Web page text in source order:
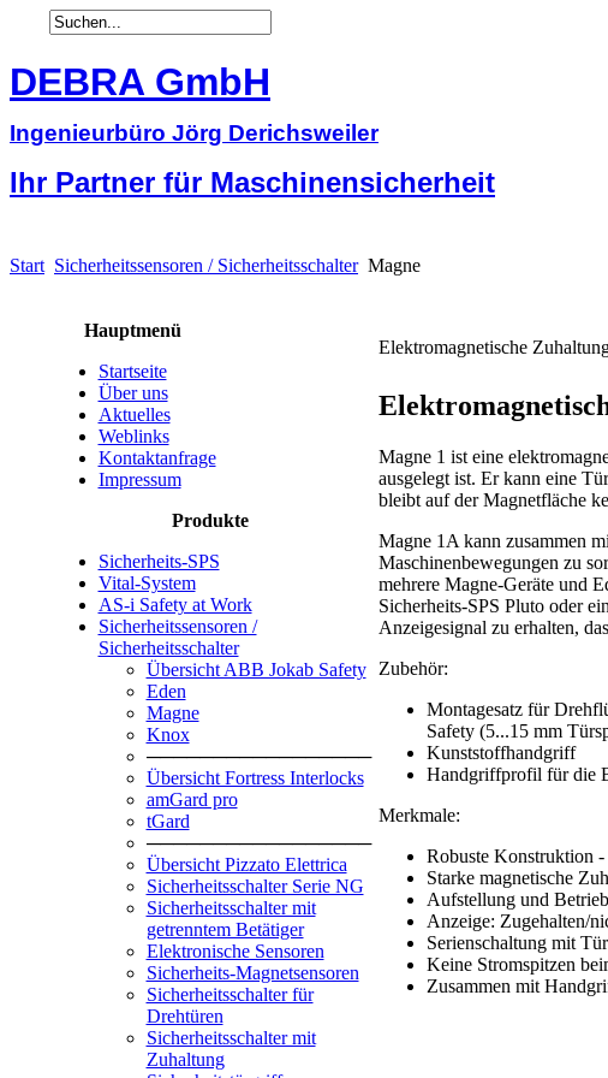
DEBRA GmbH
Ingenieurbüro Jörg Derichsweiler
Ihr Partner für Maschinensicherheit
Start Sicherheitssensoren / Sicherheitsschalter Magne
Hauptmenü
Startseite
Über uns
Aktuelles
Weblinks
Kontaktanfrage
Impressum
Produkte
Sicherheits-SPS
Vital-System
AS-i Safety at Work
Sicherheitssensoren /
Sicherheitsschalter
Übersicht ABB Jokab Safety
Eden
Magne
Knox
─────────────────
Übersicht Fortress Interlocks
amGard pro
tGard
─────────────────
Übersicht Pizzato Elettrica
Sicherheitsschalter Serie NG
Sicherheitsschalter mit
getrenntem Betätiger
Elektronische Sensoren
Sicherheits-Magnetsensoren
Sicherheitsschalter für
Drehtüren
Sicherheitsschalter mit
Zuhaltung
Elektromagnetische
Magne 1 ist eine
ausgelegt ist. Er kann eine
bleibt auf der Magnetfläche
Magne 1A kann zusammen
Maschinenbewegungen zu
mehrere Magne-Geräte und
Sicherheits-SPS Pluto oder
Anzeigesignal zu erhalten,
Zubehör:
Montagesatz für
Safety (5...15 mm
Kunststoffhandgriff
Handgriffprofil für die
Merkmale:
Robuste Konstruktion
Starke magnetische
Aufstellung und
Anzeige: Zugehalten/
Serienschaltung mit
Keine Stromspitzen
Zusammen mit